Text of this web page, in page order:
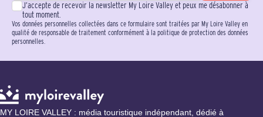
J’accepte de recevoir la newsletter My Loire Valley et peux me désabonner à
tout moment.
Vos données personnelles collectées dans ce formulaire sont traitées par My Loire Valley en
qualité de responsable de traitement conformément à la politique de protection des données
personnelles.
MY LOIRE VALLEY : média touristique indépendant, dédié à